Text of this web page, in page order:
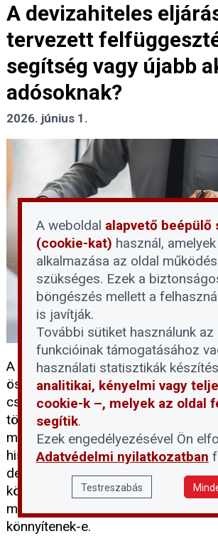
A devizahiteles
tervezett
segítség vagy újabb
adósoknak?
2026. június 1.
A devizahitelek rendezése hosszú
összetett probléma, amely
családot érint. A 2026 májusában
törvényjavaslat első látásra
megoldást kínálhat a bajba jutott
hiszen hivatalból és soron kívül
devizahiteles pereket. Érdemes
közelebbről is megvizsgálni, hogy
megoldások valóban minden
könnyítenek-e.
A weboldal alapvető beépülő
(cookie-kat) használ, amelyek
alkalmazása az oldal
szükséges. Ezek a
böngészés mellett a
is javítják.
További sütiket használunk az
funkcióinak támogatásához
használati statisztikák
analitikai, kényelmi vagy
cookie-k –, melyek az oldal
segítik.
Ezek engedélyezésével Ön
Adatvédelmi nyilatkozatban
Testreszabás